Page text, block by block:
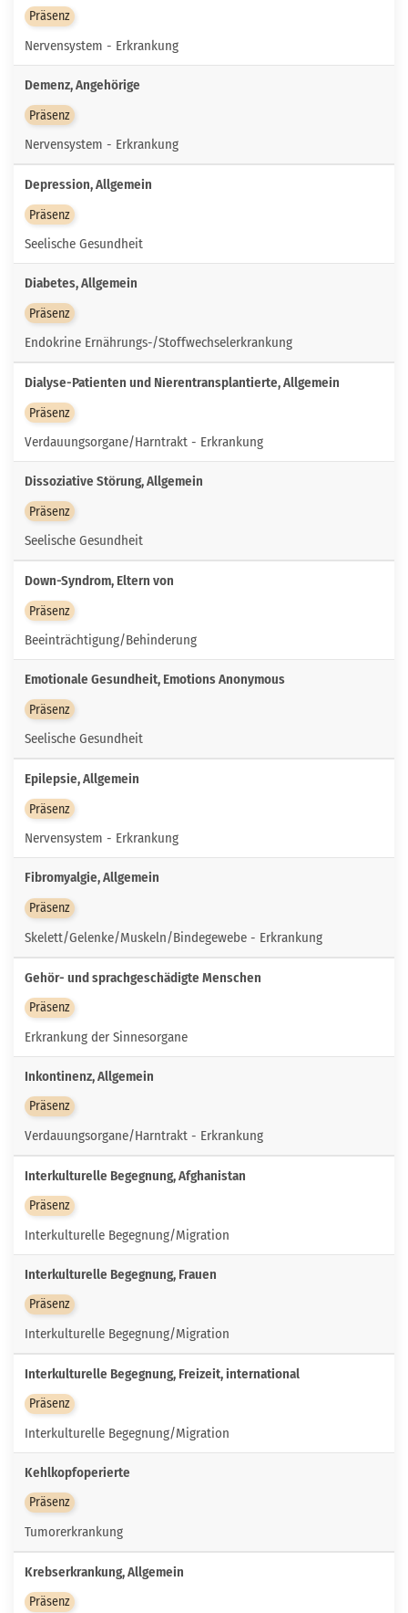
Präsenz
Nervensystem - Erkrankung
Demenz, Angehörige
Präsenz
Nervensystem - Erkrankung
Depression, Allgemein
Präsenz
Seelische Gesundheit
Diabetes, Allgemein
Präsenz
Endokrine Ernährungs-/Stoffwechselerkrankung
Dialyse-Patienten und Nierentransplantierte, Allgemein
Präsenz
Verdauungsorgane/Harntrakt - Erkrankung
Dissoziative Störung, Allgemein
Präsenz
Seelische Gesundheit
Down-Syndrom, Eltern von
Präsenz
Beeinträchtigung/Behinderung
Emotionale Gesundheit, Emotions Anonymous
Präsenz
Seelische Gesundheit
Epilepsie, Allgemein
Präsenz
Nervensystem - Erkrankung
Fibromyalgie, Allgemein
Präsenz
Skelett/Gelenke/Muskeln/Bindegewebe - Erkrankung
Gehör- und sprachgeschädigte Menschen
Präsenz
Erkrankung der Sinnesorgane
Inkontinenz, Allgemein
Präsenz
Verdauungsorgane/Harntrakt - Erkrankung
Interkulturelle Begegnung, Afghanistan
Präsenz
Interkulturelle Begegnung/Migration
Interkulturelle Begegnung, Frauen
Präsenz
Interkulturelle Begegnung/Migration
Interkulturelle Begegnung, Freizeit, international
Präsenz
Interkulturelle Begegnung/Migration
Kehlkopfoperierte
Präsenz
Tumorerkrankung
Krebserkrankung, Allgemein
Präsenz